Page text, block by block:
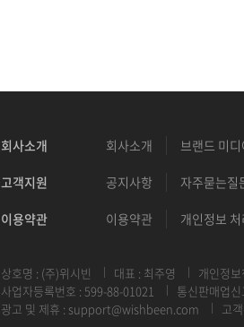
회사소개 회사소개 브랜드 미디
고객지원 공지사항 자주묻는질
이용약관 이용약관 개인정보
상호명 : (주)위시빈 대표 : 최주영
개인정
사업자등록번호 : 599-88-01021
통신판매업
광고 및 제휴 : support@wishbeen.com 고